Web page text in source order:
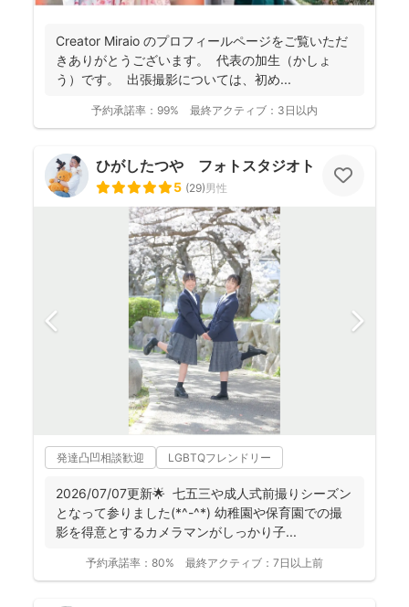
Creator Miraio のプロフィールページをご覧いただ
きありがとうございます。 代表の加生（かしょ
う）です。 出張撮影については、初め...
予約承諾率： 99% 最終アクティブ： 3日以内
ひがしたつや フォトスタジオトワ
5 (29)男性
発達凸凹相談歓迎 LGBTQフレンドリー
2026/07/07更新🌟 七五三や成人式前撮りシーズン
となって参りました(*^-^*) 幼稚園や保育園での撮
影を得意とするカメラマンがしっかり子...
予約承諾率： 80% 最終アクティブ： 7日以上前